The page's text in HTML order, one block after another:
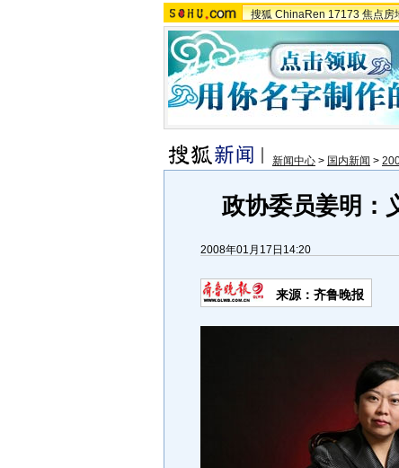
搜狐 ChinaRen 17173 焦点房
新闻中心 > 国内新闻 >
政协委员姜明：
2008年01月17日14:20
来源：齐鲁晚报